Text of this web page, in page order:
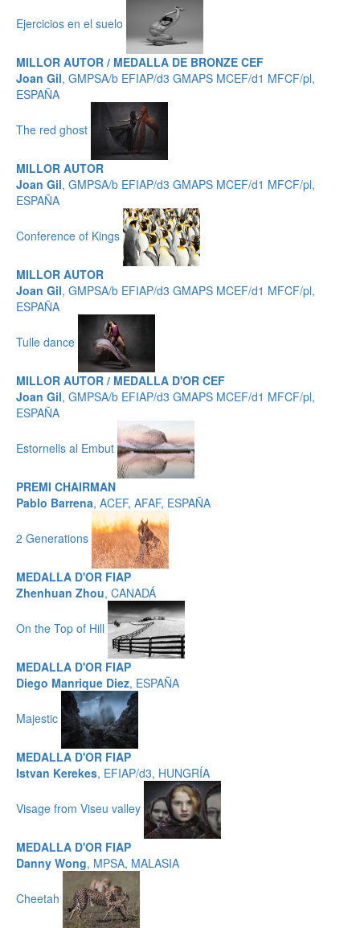
Ejercicios en el suelo
MILLOR AUTOR / MEDALLA DE BRONZE CEF
Joan Gil, GMPSA/b EFIAP/d3 GMAPS MCEF/d1 MFCF/pl,
ESPAÑA
The red ghost
MILLOR AUTOR
Joan Gil, GMPSA/b EFIAP/d3 GMAPS MCEF/d1 MFCF/pl,
ESPAÑA
Conference of Kings
MILLOR AUTOR
Joan Gil, GMPSA/b EFIAP/d3 GMAPS MCEF/d1 MFCF/pl,
ESPAÑA
Tulle dance
MILLOR AUTOR / MEDALLA D'OR CEF
Joan Gil, GMPSA/b EFIAP/d3 GMAPS MCEF/d1 MFCF/pl,
ESPAÑA
Estornells al Embut
PREMI CHAIRMAN
Pablo Barrena, ACEF, AFAF, ESPAÑA
2 Generations
MEDALLA D'OR FIAP
Zhenhuan Zhou, CANADÁ
On the Top of Hill
MEDALLA D'OR FIAP
Diego Manrique Diez, ESPAÑA
Majestic
MEDALLA D'OR FIAP
Istvan Kerekes, EFIAP/d3, HUNGRÍA
Visage from Viseu valley
MEDALLA D'OR FIAP
Danny Wong, MPSA, MALASIA
Cheetah